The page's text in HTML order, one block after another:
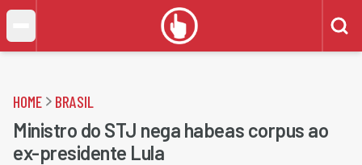
HOME BRASIL
Ministro do STJ nega habeas corpus ao
ex-presidente Lula